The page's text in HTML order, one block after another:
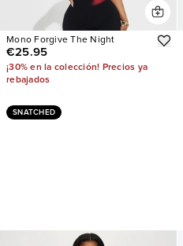
Mono Forgive The Night
€25.95
¡30% en la colección! Precios ya
rebajados
SNATCHED